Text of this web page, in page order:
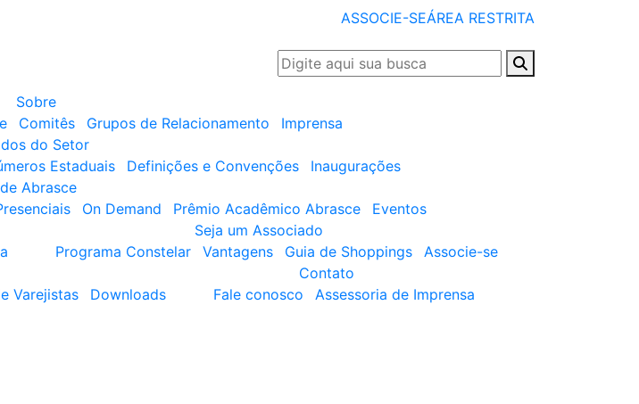
ASSOCIE-SEÁREA RESTRITA
Sobre
Comitês Grupos de Relacionamento
Imprensa
do Setor
Estaduais Definições e Convenções
Inaugurações
Abrasce
On Demand Prêmio Acadêmico Abrasce
Eventos
Seja um Associado
Programa Constelar
Vantagens Guia de Shoppings
Associe-se
Varejistas Downloads
Contato
Fale conosco
Assessoria de Imprensa